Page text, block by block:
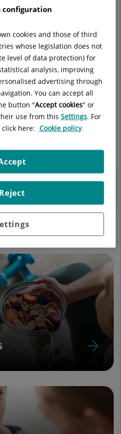
30 31
13 14 15 16
20 21 22 23
27 28 29 30
3 4 5 6
mes indicado.
configuration
cookies and those of third
whose legislation does not
level of data protection) for
analysis, improving
advertising through
You can accept all
button "Accept cookies" or
use from this Settings. For
here: Cookie policy
Reject